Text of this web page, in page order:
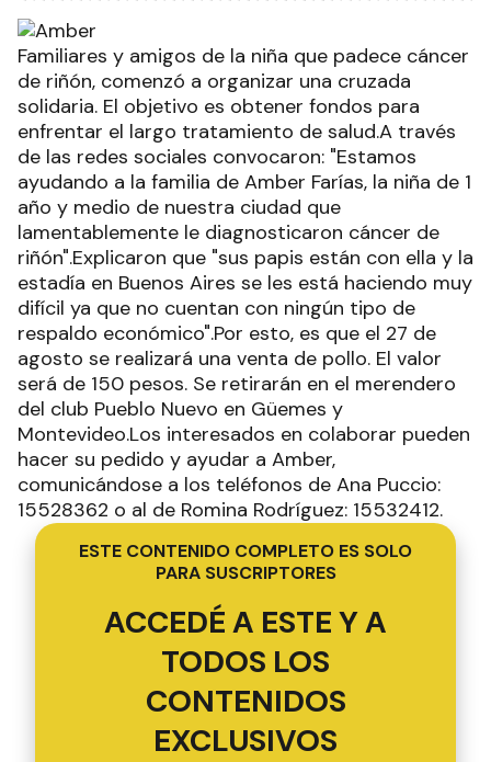
Familiares y amigos de la niña que padece cáncer
de riñón, comenzó a organizar una cruzada
solidaria. El objetivo es obtener fondos para
enfrentar el largo tratamiento de salud.A través
de las redes sociales convocaron: "Estamos
ayudando a la familia de Amber Farías, la niña de 1
año y medio de nuestra ciudad que
lamentablemente le diagnosticaron cáncer de
riñón".Explicaron que "sus papis están con ella y la
estadía en Buenos Aires se les está haciendo muy
difícil ya que no cuentan con ningún tipo de
respaldo económico".Por esto, es que el 27 de
agosto se realizará una venta de pollo. El valor
será de 150 pesos. Se retirarán en el merendero
del club Pueblo Nuevo en Güemes y
Montevideo.Los interesados en colaborar pueden
hacer su pedido y ayudar a Amber,
comunicándose a los teléfonos de Ana Puccio:
15528362 o al de Romina Rodríguez: 15532412.
ESTE CONTENIDO COMPLETO ES SOLO
PARA SUSCRIPTORES
ACCEDÉ A ESTE Y A
TODOS LOS
CONTENIDOS
EXCLUSIVOS